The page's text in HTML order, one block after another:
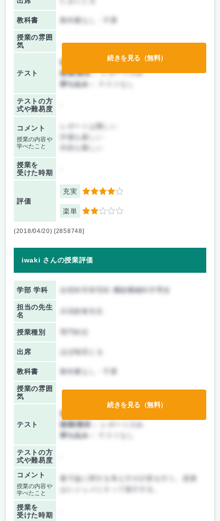
教科書 教科書なし・不要
授業の雰囲
気
テスト
前期/中間：
レポートのみ
後期/期末：レポートのみ
持ち込み：
テストの方
式や難易度
コメント
授業の内容や
学べたこと
評価も厳しい
授業を
受けた時期
評価
充実 4
楽単 2
続きを見る（無料）
(2018/04/20) [2858748]
iwaki さんの授業評価
学部 学科 自然科学研究科 機能機械科学専攻
担当の先生
名
兵頭政春先生
授業種別
出席 ほぼ毎回とる
教科書 教科書なし・不要
授業の雰囲
気
テスト
前期/中間：
後期/期末：
持ち込み：
テストの方
式や難易度
コメント
授業の内容や
学べたこと
量子論に関する考え方や計算を行う。授業
はレジュメにそって進行する。
授業を
受けた時期
続きを見る（無料）